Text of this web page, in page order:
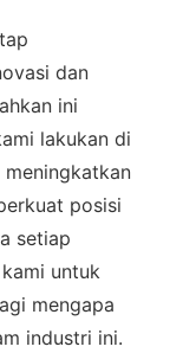
dan
ini
lakukan di
posisi
setiap
untuk
mengapa
industri ini.